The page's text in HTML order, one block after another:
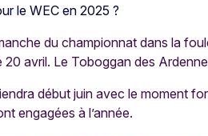
le WEC en 2025 ?
du championnat dans la
avril. Le Toboggan des
début juin avec le moment
engagées à l’année.